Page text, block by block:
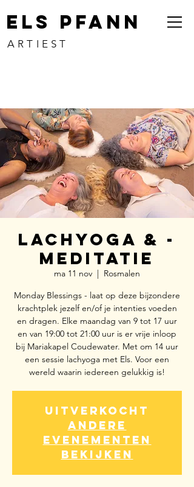
ELS PFANN
ARTIEST
Lachyoga & -
meditatie
ma 11 nov
  |
Rosmalen
Monday Blessings - laat op deze bijzondere
krachtplek jezelf en/of je intenties voeden
en dragen. Elke maandag van 9 tot 17 uur
en van 19:00 tot 21:00 uur is er vrije inloop
bij Mariakapel Coudewater. Met om 14 uur
een sessie lachyoga met Els. Voor een
wereld waarin iedereen gelukkig is!
Uitverkocht
Andere
evenementen
bekijken